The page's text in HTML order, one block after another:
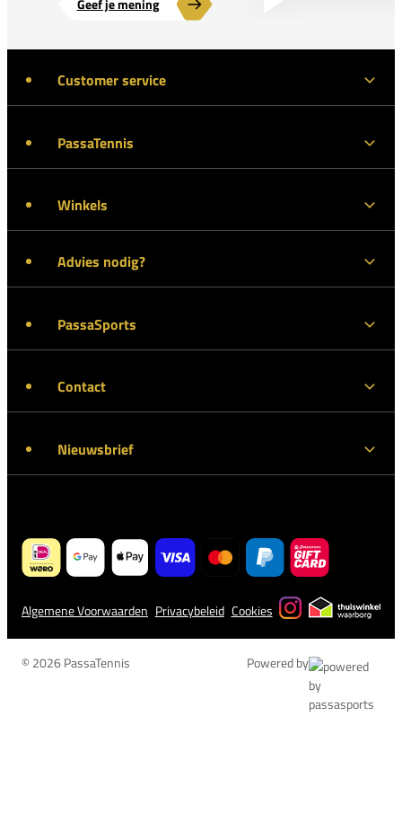
Geef je mening
Customer service
PassaTennis
Winkels
Advies nodig?
PassaSports
Contact
Nieuwsbrief
Algemene Voorwaarden Privacybeleid Cookies
© 2026 PassaTennis Powered by